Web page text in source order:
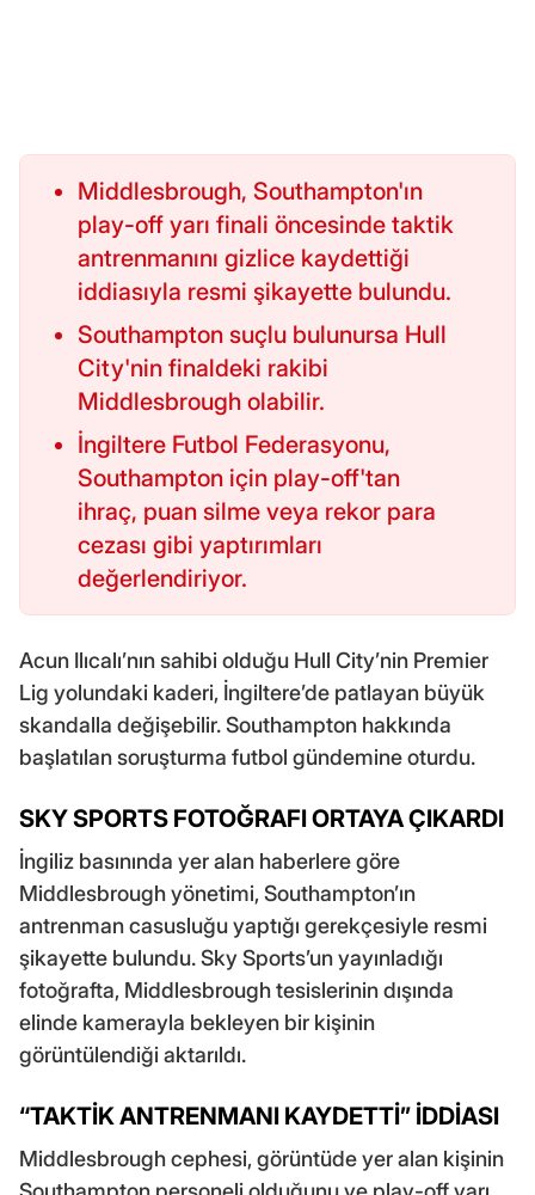
Middlesbrough, Southampton'ın
play-off yarı finali öncesinde taktik
antrenmanını gizlice kaydettiği
iddiasıyla resmi şikayette bulundu.
Southampton suçlu bulunursa Hull
City'nin finaldeki rakibi
Middlesbrough olabilir.
İngiltere Futbol Federasyonu,
Southampton için play-off'tan
ihraç, puan silme veya rekor para
cezası gibi yaptırımları
değerlendiriyor.
Acun Ilıcalı’nın sahibi olduğu Hull City’nin Premier
Lig yolundaki kaderi, İngiltere’de patlayan büyük
skandalla değişebilir. Southampton hakkında
başlatılan soruşturma futbol gündemine oturdu.
SKY SPORTS FOTOĞRAFI ORTAYA ÇIKARDI
İngiliz basınında yer alan haberlere göre
Middlesbrough yönetimi, Southampton’ın
antrenman casusluğu yaptığı gerekçesiyle resmi
şikayette bulundu. Sky Sports’un yayınladığı
fotoğrafta, Middlesbrough tesislerinin dışında
elinde kamerayla bekleyen bir kişinin
görüntülendiği aktarıldı.
“TAKTİK ANTRENMANI KAYDETTİ” İDDİASI
Middlesbrough cephesi, görüntüde yer alan kişinin